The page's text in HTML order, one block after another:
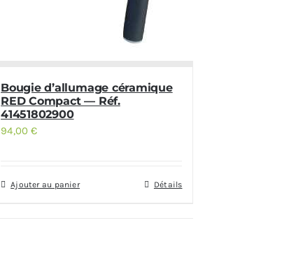
Bougie d’allumage céramique
RED Compact — Réf.
41451802900
94,00€
Ajouter au panier Détails